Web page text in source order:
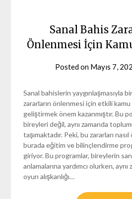
Sanal Bahis
Önlenmesi İçin
Posted on Mayıs 7,
Sanal bahislerin yaygınlaşmasıyla
zararların önlenmesi için etkili kamu
geliştirmek önem kazanmıştır. Bu
bireyleri değil, aynı zamanda
taşımaktadır. Peki, bu zararları
burada eğitim ve bilinçlendirme
giriyor. Bu programlar, bireylerin
anlamalarına yardımcı olurken, aynı
oyun alışkanlığı…